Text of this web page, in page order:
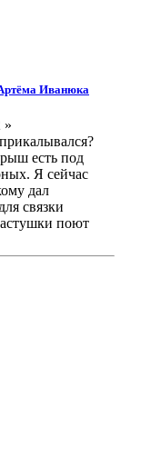
Иванюка
»
есть под
Я сейчас
дал
связки
поют